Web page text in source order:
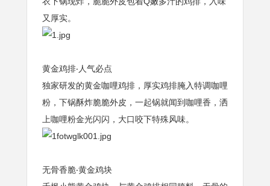
又厚实。
黄金鸡排‧人气必点
独家研发的黄金咖哩鸡排，厚实鸡排腌入特调咖哩
粉，下锅酥炸脆脆外皮，一起锅就闻到咖哩香，洒
上咖哩粉金光闪闪，大口咬下特殊风味。
无骨香脆‧黄金鸡块